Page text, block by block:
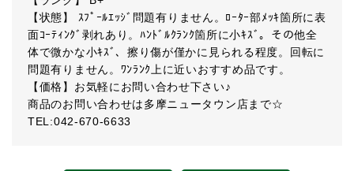
【状態】 ｽﾌﾟｰﾙｴｯｼﾞ問題有りません。ﾛｰﾀｰ部ﾒｯｷ箇所に表
面ｺｰﾃｨﾝｸﾞ剥れあり。ﾊﾝﾄﾞﾙｸﾗﾝｸ箇所に小ｷｽﾞ。その他全
体で微かな小ｷｽﾞ、擦り傷が僅かに見られる程度。回転に
問題有りません。ﾜﾝﾗﾝｸ上に近いおすすめ品です。
【価格】お気軽にお問い合わせ下さい♪
商品のお問い合わせは多摩ニュータウン店まで☆
TEL:042-670-6633